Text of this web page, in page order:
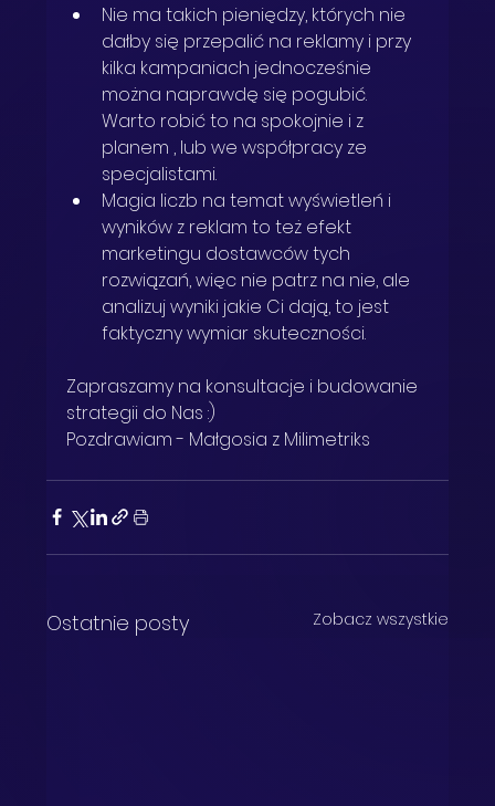
Nie ma takich pieniędzy, których nie
dałby się przepalić na reklamy i przy
kilka kampaniach jednocześnie
można naprawdę się pogubić.
Warto robić to na spokojnie i z
planem , lub we współpracy ze
specjalistami.
Magia liczb na temat wyświetleń i
wyników z reklam to też efekt
marketingu dostawców tych
rozwiązań, więc nie patrz na nie, ale
analizuj wyniki jakie Ci dają, to jest
faktyczny wymiar skuteczności.
Zapraszamy na konsultacje i budowanie
strategii do Nas :)
Pozdrawiam - Małgosia z Milimetriks
Ostatnie posty Zobacz wszystkie